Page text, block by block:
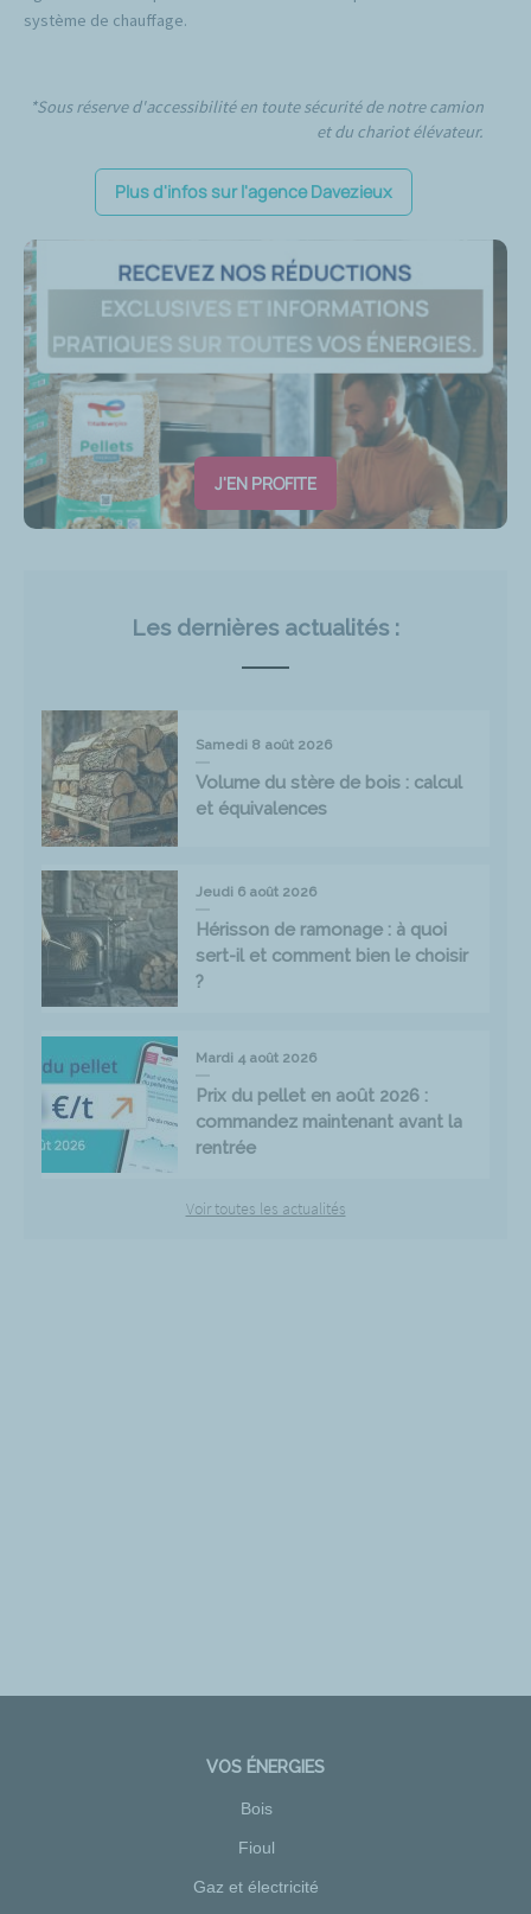
système de chauffage.
*Sous réserve d'accessibilité en toute sécurité de notre camion
et du chariot élévateur.
Plus d'infos sur l'agence Davezieux
J'EN PROFITE
Les dernières actualités :
Samedi 8 août 2026
Volume du stère de bois : calcul
et équivalences
Jeudi 6 août 2026
Hérisson de ramonage : à quoi
sert-il et comment bien le choisir
?
Mardi 4 août 2026
Prix du pellet en août 2026 :
commandez maintenant avant la
rentrée
Voir toutes les actualités
VOS ÉNERGIES
Bois
Fioul
Gaz et électricité